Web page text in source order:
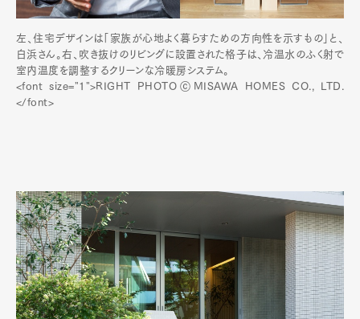
左、住宅デザインは「家族が心地よく暮らすための方向性を示すもの」と、
白浜さん。右、吹き抜けのリビングに設置された格子は、冷温水のふく射で
室内温度を調整するクリーンな冷暖房システム。
<font size="1">RIGHT PHOTOⓒMISAWA HOMES CO., LTD.
</font>